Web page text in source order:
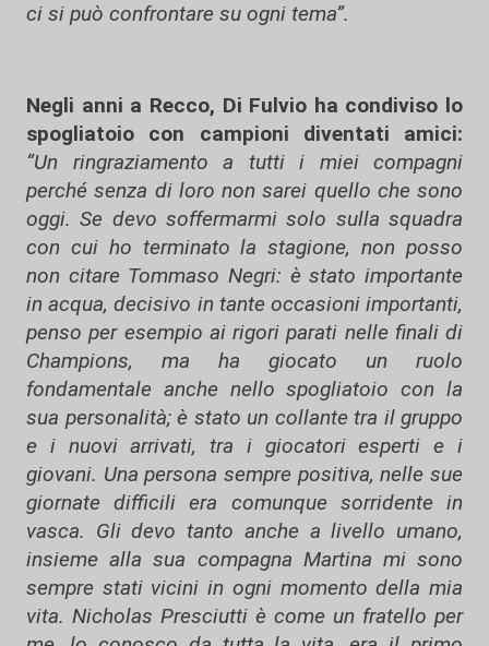
ci si può confrontare su ogni tema”.
Negli anni a Recco, Di Fulvio ha condiviso lo
spogliatoio con campioni diventati amici:
“Un ringraziamento a tutti i miei compagni
perché senza di loro non sarei quello che sono
oggi. Se devo soffermarmi solo sulla squadra
con cui ho terminato la stagione, non posso
non citare Tommaso Negri: è stato importante
in acqua, decisivo in tante occasioni importanti,
penso per esempio ai rigori parati nelle finali di
Champions, ma ha giocato un ruolo
fondamentale anche nello spogliatoio con la
sua personalità; è stato un collante tra il gruppo
e i nuovi arrivati, tra i giocatori esperti e i
giovani. Una persona sempre positiva, nelle sue
giornate difficili era comunque sorridente in
vasca. Gli devo tanto anche a livello umano,
insieme alla sua compagna Martina mi sono
sempre stati vicini in ogni momento della mia
vita. Nicholas Presciutti è come un fratello per